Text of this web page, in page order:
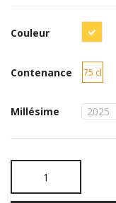
Couleur
Contenance 75 cl
Millésime